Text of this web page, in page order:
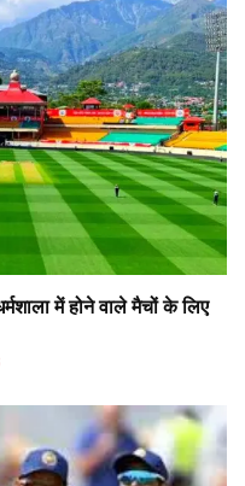
में होने वाले मैचों के लिए